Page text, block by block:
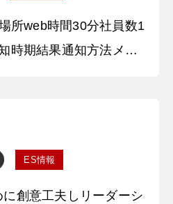
時期結果通知方法メー
。この強みは学生時代
リーダーを務めたこと
新しく入ってきたバイ
ていき、離職率が高い
ES情報
創意工夫しリーダーシ